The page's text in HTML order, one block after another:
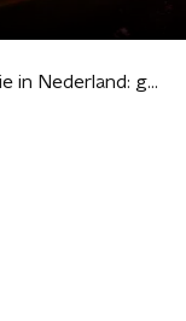
Minder raamprostitutie in Nederland: goed nieuws of zorgelijk?